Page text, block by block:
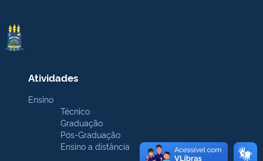
Atividades
Ensino
Técnico
Graduação
Pós-Graduação
Ensino a distância